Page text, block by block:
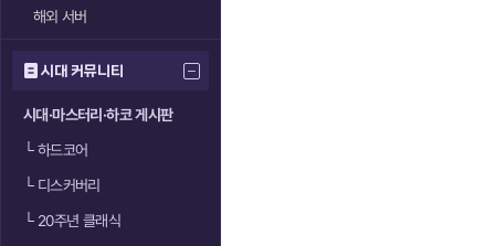
해외 서버
시대 커뮤니티
시대·마스터리·하코 게시판
└하드코어
└디스커버리
└20주년 클래식